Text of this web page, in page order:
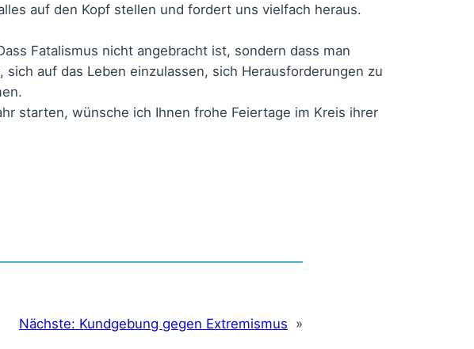
auf den Kopf stellen und fordert uns vielfach heraus.
Fatalismus nicht angebracht ist, sondern dass man
auf das Leben einzulassen, sich Herausforderungen zu
starten, wünsche ich Ihnen frohe Feiertage im Kreis ihrer
Nächste: Kundgebung gegen Extremismus »